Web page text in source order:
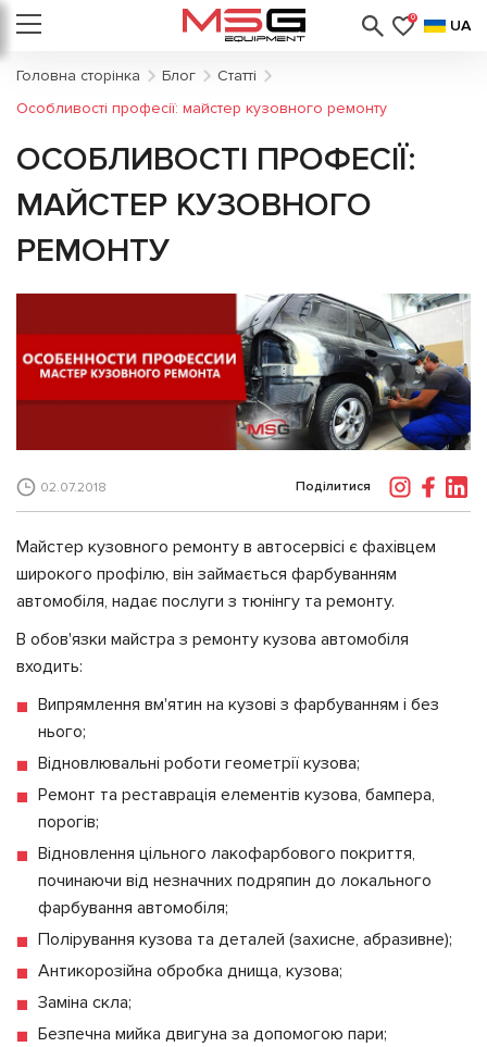
0 UA
Головна сторінка Блог
Статті
Особливості професії: майстер кузовного ремонту
ОСОБЛИВОСТІ ПРОФЕСІЇ:
МАЙСТЕР КУЗОВНОГО
РЕМОНТУ
02.07.2018 Поділитися
Майстер кузовного ремонту в автосервісі є фахівцем
широкого профілю, він займається фарбуванням
автомобіля, надає послуги з тюнінгу та ремонту.
В обов'язки майстра з ремонту кузова автомобіля
входить:
Випрямлення вм'ятин на кузові з фарбуванням і без
нього;
Відновлювальні роботи геометрії кузова;
Ремонт та реставрація елементів кузова, бампера,
порогів;
Відновлення цільного лакофарбового покриття,
починаючи від незначних подряпин до локального
фарбування автомобіля;
Полірування кузова та деталей (захисне, абразивне);
Антикорозійна обробка днища, кузова;
Заміна скла;
Безпечна мийка двигуна за допомогою пари;